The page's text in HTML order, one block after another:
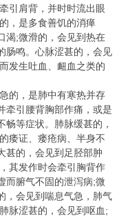
引肩背，并时时流出眼
，是多食善饥的消瘅
渴;微滑的，会见到热在
肠鸣。心脉涩甚的，会见
发生吐血、衄血之类的
，是肺中有寒热并存
牵引腰背胸部作痛，或是
等症状。肺脉缓甚的，
痿证、瘘疮病、半身不
甚的，会见到足胫部肿
其发作时会牵引胸背作
而腑气不固的泄泻病;微
，会见到喘息气急，肺气
脉涩甚的，会见到呕血;